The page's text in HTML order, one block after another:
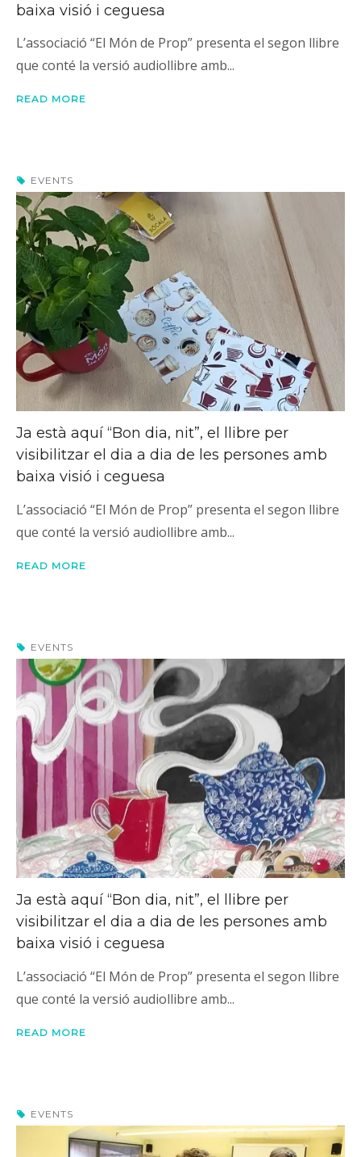
baixa visió i ceguesa
L’associació “El Món de Prop” presenta el segon llibre
que conté la versió audiollibre amb...
READ MORE
EVENTS
Ja està aquí “Bon dia, nit”, el llibre per
visibilitzar el dia a dia de les persones amb
baixa visió i ceguesa
L’associació “El Món de Prop” presenta el segon llibre
que conté la versió audiollibre amb...
READ MORE
EVENTS
Ja està aquí “Bon dia, nit”, el llibre per
visibilitzar el dia a dia de les persones amb
baixa visió i ceguesa
L’associació “El Món de Prop” presenta el segon llibre
que conté la versió audiollibre amb...
READ MORE
EVENTS